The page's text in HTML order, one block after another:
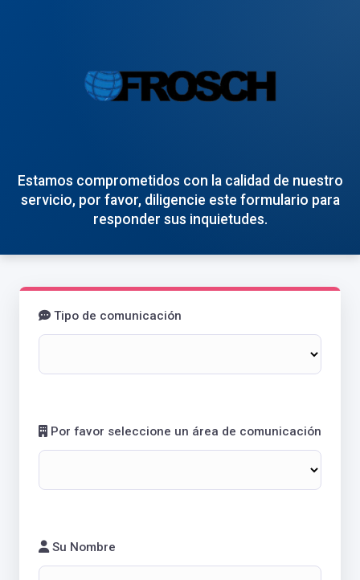
Estamos comprometidos con la calidad de nuestro
servicio, por favor, diligencie este formulario para
responder sus inquietudes.
Tipo de comunicación
Por favor seleccione un área de comunicación
Su Nombre